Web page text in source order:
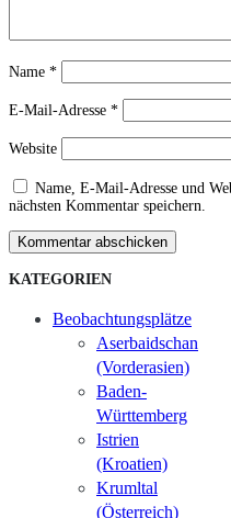
Name *
E-Mail-Adresse *
Website
Name, E-Mail-Adresse und
nächsten Kommentar speichern.
Kommentar abschicken
KATEGORIEN
Beobachtungsplätze
Aserbaidschan
(Vorderasien)
Baden-
Württemberg
Istrien
(Kroatien)
Krumltal
(Österreich)